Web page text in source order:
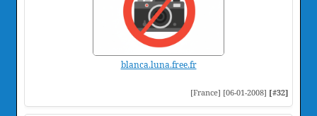
blanca.luna.free.fr
[France] [06-01-2008] [#32]